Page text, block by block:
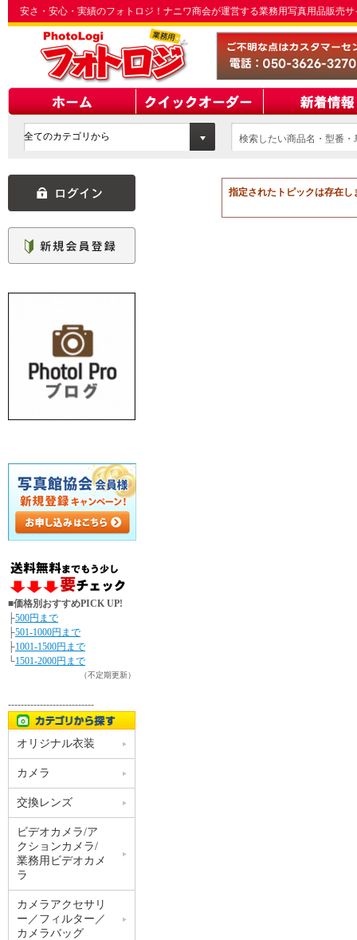
安さ・安心・実績のフォトロジ！ナニワ商会が運営する業務用写真用品販売
検索したい商品名・型番
指定されたトピックは存在し
■価格別おすすめPICK UP!
├500円まで
├501-1000円まで
├1001-1500円まで
└1501-2000円まで
（不定期更新）
---------------------------
オリジナル衣装
カメラ
交換レンズ
ビデオカメラ/ア
クションカメラ/
業務用ビデオカメ
ラ
カメラアクセサリ
ー／フィルター／
カメラバッグ